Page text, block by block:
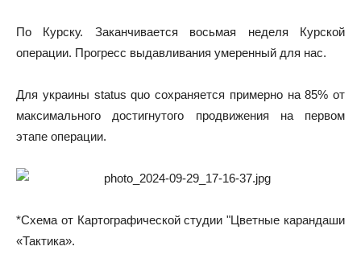
По Курску. Заканчивается восьмая неделя Курской
операции. Прогресс выдавливания умеренный для нас.
Для украины status quo сохраняется примерно на 85% от
максимального достигнутого продвижения на первом
этапе операции.
*Схема от Картографической студии "Цветные карандаши
«Тактика».